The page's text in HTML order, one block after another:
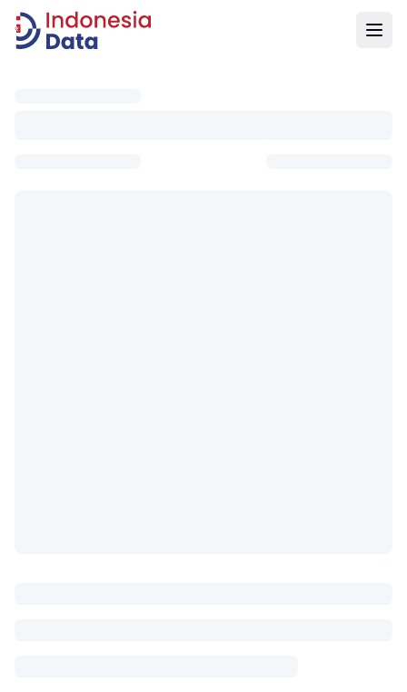
Indonesia Data